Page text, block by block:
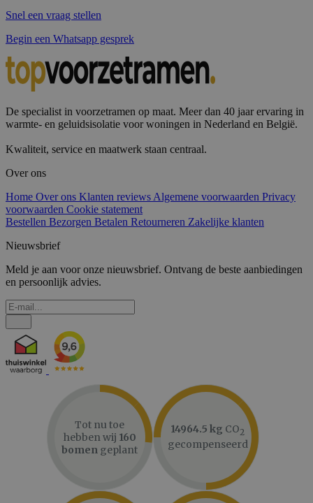
Snel een vraag stellen
Begin een Whatsapp gesprek
De specialist in voorzetramen op maat. Meer dan 40 jaar ervaring in
warmte- en geluidsisolatie voor woningen in Nederland en België.
Kwaliteit, service en maatwerk staan centraal.
Over ons
Home Over ons Klanten reviews Algemene voorwaarden Privacy
voorwaarden Cookie statement
Bestellen Bezorgen Betalen Retourneren Zakelijke klanten
Nieuwsbrief
Meld je aan voor onze nieuwsbrief. Ontvang de beste aanbiedingen
en persoonlijk advies.
Tot nu toe
hebben wij 160
bomen geplant
14964.5 kg CO2
gecompenseerd